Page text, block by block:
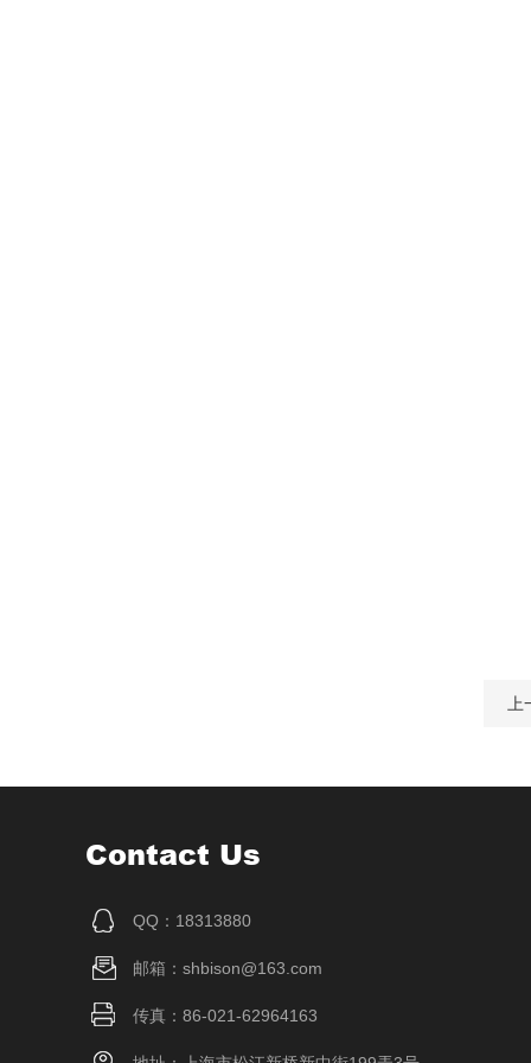
Contact Us
QQ：18313880
邮箱：shbison@163.com
传真：86-021-62964163